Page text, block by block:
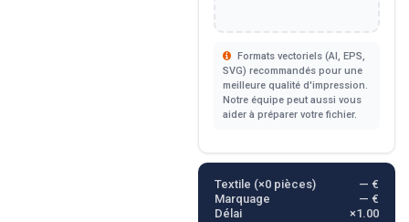
Formats vectoriels (AI, EPS,
SVG) recommandés pour une
meilleure qualité d'impression.
Notre équipe peut aussi vous
aider à préparer votre fichier.
Textile (×0pièces)
— €
Marquage
— €
Délai
×1.00